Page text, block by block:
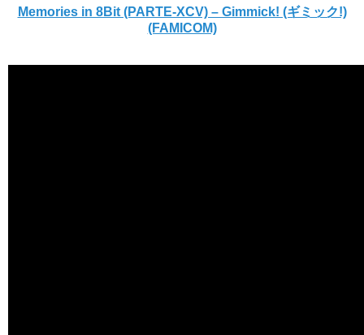
Memories in 8Bit (PARTE-XCV) – Gimmick! (ギミック!)
(FAMICOM)